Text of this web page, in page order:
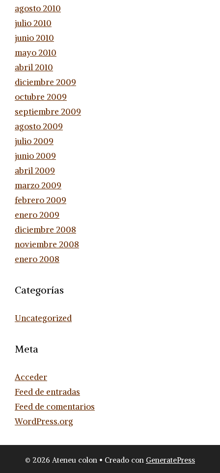
agosto 2010
julio 2010
junio 2010
mayo 2010
abril 2010
diciembre 2009
octubre 2009
septiembre 2009
agosto 2009
julio 2009
junio 2009
abril 2009
marzo 2009
febrero 2009
enero 2009
diciembre 2008
noviembre 2008
enero 2008
Categorías
Uncategorized
Meta
Acceder
Feed de entradas
Feed de comentarios
WordPress.org
© 2026 Ateneu colon • Creado con GeneratePress